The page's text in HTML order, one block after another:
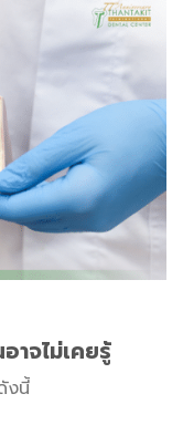
าจไม่เคยรู้
งนี้